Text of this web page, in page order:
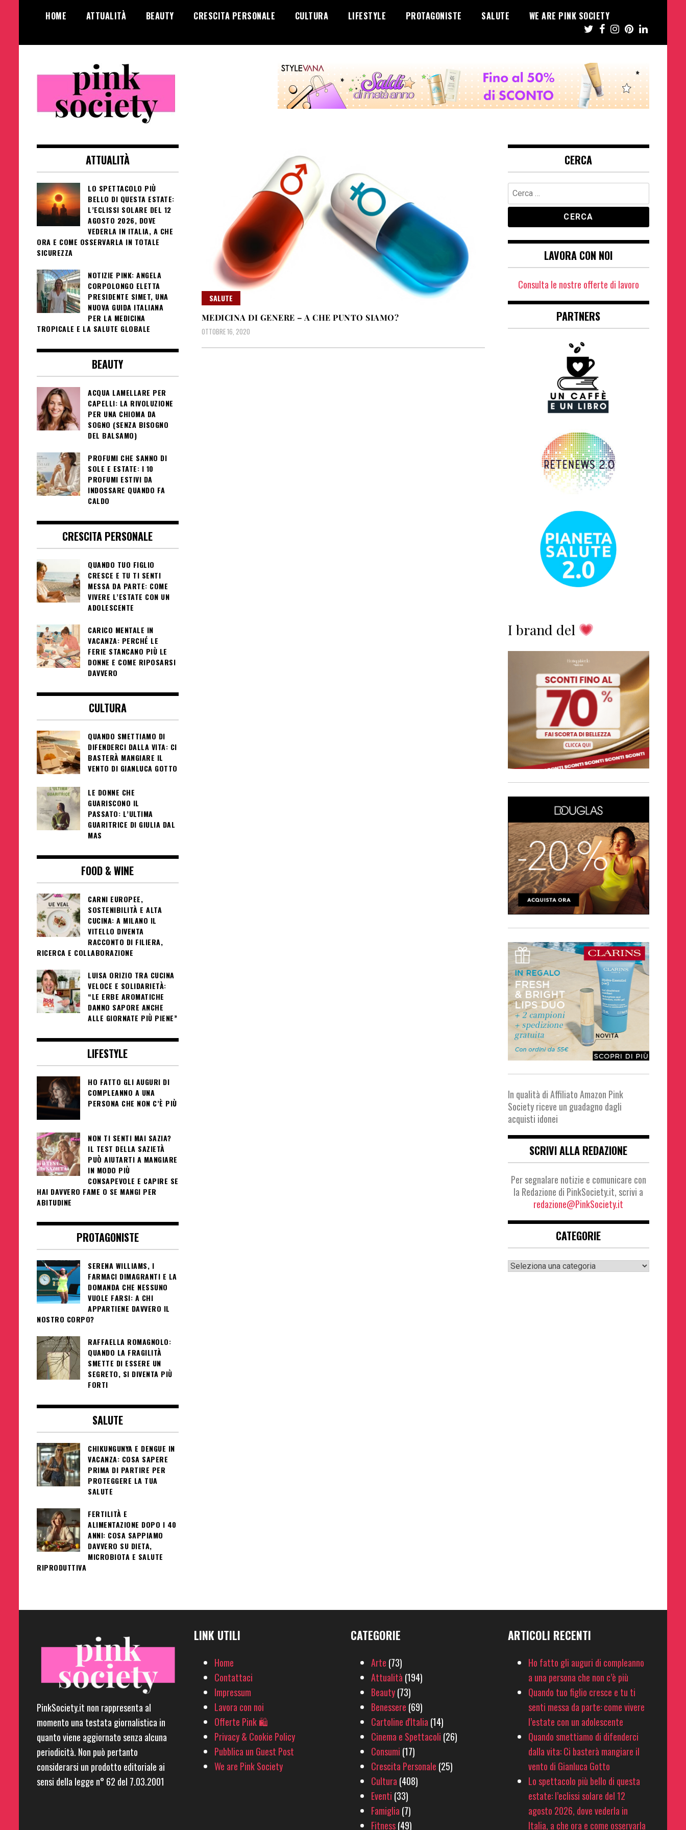
HOME ATTUALITÀ BEAUTY CRESCITA PERSONALE CULTURA LIFESTYLE PROTAGONISTE SALUTE WE ARE PINK SOCIETY
Pink Society
femminile
SALUTE
MEDICINA DI GENERE – A CHE PUNTO SIAMO?
OTTOBRE 16, 2020
ATTUALITÀ
LO SPETTACOLO PIÙ
BELLO DI QUESTA ESTATE:
L’ECLISSI SOLARE DEL 12
AGOSTO 2026, DOVE
VEDERLA IN ITALIA, A CHE
ORA E COME OSSERVARLA IN TOTALE
SICUREZZA
NOTIZIE PINK: ANGELA
CORPOLONGO ELETTA
PRESIDENTE SIMET, UNA
NUOVA GUIDA ITALIANA
PER LA MEDICINA
TROPICALE E LA SALUTE GLOBALE
BEAUTY
ACQUA LAMELLARE PER
CAPELLI: LA RIVOLUZIONE
PER UNA CHIOMA DA
SOGNO (SENZA BISOGNO
DEL BALSAMO)
PROFUMI CHE SANNO DI
SOLE E ESTATE: I 10
PROFUMI ESTIVI DA
INDOSSARE QUANDO FA
CALDO
CRESCITA PERSONALE
QUANDO TUO FIGLIO
CRESCE E TU TI SENTI
MESSA DA PARTE: COME
VIVERE L’ESTATE CON UN
ADOLESCENTE
CARICO MENTALE IN
VACANZA: PERCHÉ LE
FERIE STANCANO PIÙ LE
DONNE E COME RIPOSARSI
DAVVERO
CULTURA
QUANDO SMETTIAMO DI
DIFENDERCI DALLA VITA: CI
BASTERÀ MANGIARE IL
VENTO DI GIANLUCA GOTTO
LE DONNE CHE
GUARISCONO IL
PASSATO: L’ULTIMA
GUARITRICE DI GIULIA DAL
MAS
FOOD & WINE
CARNI EUROPEE,
SOSTENIBILITÀ E ALTA
CUCINA: A MILANO IL
VITELLO DIVENTA
RACCONTO DI FILIERA,
RICERCA E COLLABORAZIONE
LUISA ORIZIO TRA CUCINA
VELOCE E SOLIDARIETÀ:
“LE ERBE AROMATICHE
DANNO SAPORE ANCHE
ALLE GIORNATE PIÙ PIENE”
LIFESTYLE
HO FATTO GLI AUGURI DI
COMPLEANNO A UNA
PERSONA CHE NON C’È PIÙ
NON TI SENTI MAI SAZIA?
IL TEST DELLA SAZIETÀ
PUÒ AIUTARTI A MANGIARE
IN MODO PIÙ
CONSAPEVOLE E CAPIRE SE
HAI DAVVERO FAME O SE MANGI PER
ABITUDINE
PROTAGONISTE
SERENA WILLIAMS, I
FARMACI DIMAGRANTI E LA
DOMANDA CHE NESSUNO
VUOLE FARSI: A CHI
APPARTIENE DAVVERO IL
NOSTRO CORPO?
RAFFAELLA ROMAGNOLO:
QUANDO LA FRAGILITÀ
SMETTE DI ESSERE UN
SEGRETO, SI DIVENTA PIÙ
FORTI
SALUTE
CHIKUNGUNYA E DENGUE IN
VACANZA: COSA SAPERE
PRIMA DI PARTIRE PER
PROTEGGERE LA TUA
SALUTE
FERTILITÀ E
ALIMENTAZIONE DOPO I 40
ANNI: COSA SAPPIAMO
DAVVERO SU DIETA,
MICROBIOTA E SALUTE
RIPRODUTTIVA
CERCA
Ricerca
per:
LAVORA CON NOI
Consulta le nostre offerte di lavoro
PARTNERS
I brand del
In qualità di Affiliato Amazon Pink
Society riceve un guadagno dagli
acquisti idonei
SCRIVI ALLA REDAZIONE
Per segnalare notizie e comunicare con
la Redazione di PinkSociety.it, scrivi a
redazione@PinkSociety.it
CATEGORIE
Categorie
PinkSociety.it non rappresenta al
momento una testata giornalistica in
quanto viene aggiornato senza alcuna
periodicità. Non può pertanto
considerarsi un prodotto editoriale ai
sensi della legge n° 62 del 7.03.2001
LINK UTILI
Home
Contattaci
Impressum
Lavora con noi
Offerte Pink 🛍
Privacy & Cookie Policy
Pubblica un Guest Post
We are Pink Society
CATEGORIE
Arte (73)
Attualità (194)
Beauty(73)
Benessere (69)
Cartoline d'Italia (14)
Cinema e Spettacoli (26)
Consumi (17)
Crescita Personale (25)
Cultura (408)
Eventi (33)
Famiglia (7)
Fitness(49)
ARTICOLI RECENTI
Ho fatto gli auguri di compleanno
a una persona che non c’è più
Quando tuo figlio cresce e tu ti
senti messa da parte: come vivere
l’estate con un adolescente
Quando smettiamo di difenderci
dalla vita: Ci basterà mangiare il
vento di Gianluca Gotto
Lo spettacolo più bello di questa
estate: l’eclissi solare del 12
agosto 2026, dove vederla in
Italia, a che ora e come osservarla